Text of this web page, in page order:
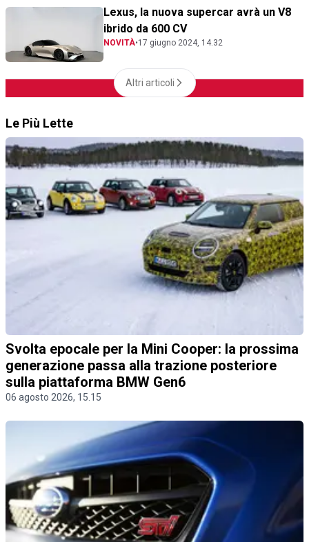
Lexus, la nuova supercar avrà un V8
ibrido da 600 CV
NOVITÀ•17 giugno 2024, 14.32
Altri articoli
Le Più Lette
Svolta epocale per la Mini Cooper: la prossima
generazione passa alla trazione posteriore
sulla piattaforma BMW Gen6
06 agosto 2026, 15.15